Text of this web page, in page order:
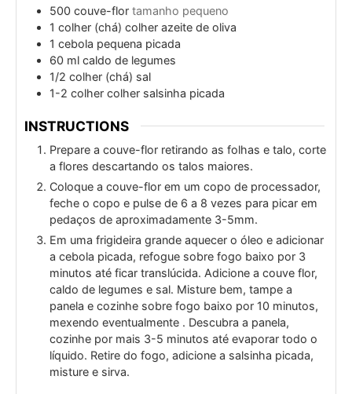
500 couve-flor tamanho pequeno
1 colher (chá) colher azeite de oliva
1 cebola pequena picada
60 ml caldo de legumes
1/2 colher (chá) sal
1-2 colher colher salsinha picada
INSTRUCTIONS
Prepare a couve-flor retirando as folhas e talo, corte
a flores descartando os talos maiores.
Coloque a couve-flor em um copo de processador,
feche o copo e pulse de 6 a 8 vezes para picar em
pedaços de aproximadamente 3-5mm.
Em uma frigideira grande aquecer o óleo e adicionar
a cebola picada, refogue sobre fogo baixo por 3
minutos até ficar translúcida. Adicione a couve flor,
caldo de legumes e sal. Misture bem, tampe a
panela e cozinhe sobre fogo baixo por 10 minutos,
mexendo eventualmente . Descubra a panela,
cozinhe por mais 3-5 minutos até evaporar todo o
líquido. Retire do fogo, adicione a salsinha picada,
misture e sirva.